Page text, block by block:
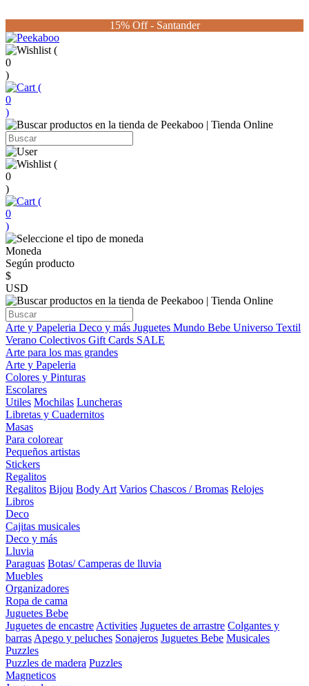
15% Off - Santander
(
0
)
(
0
)
(
0
)
(
0
)
Moneda
Según producto
$
USD
Arte y Papeleria Deco y más Juguetes Mundo Bebe Universo Textil
Verano Colectivos Gift Cards SALE
Arte para los mas grandes
Arte y Papeleria
Colores y Pinturas
Escolares
Utiles Mochilas Luncheras
Libretas y Cuadernitos
Masas
Para colorear
Pequeños artistas
Stickers
Regalitos
Regalitos Bijou Body Art Varios Chascos / Bromas Relojes
Libros
Deco
Cajitas musicales
Deco y más
Lluvia
Paraguas Botas/ Camperas de lluvia
Muebles
Organizadores
Ropa de cama
Juguetes Bebe
Juguetes de encastre Activities Juguetes de arrastre Colgantes y
barras Apego y peluches Sonajeros Juguetes Bebe Musicales
Puzzles
Puzzles de madera Puzzles
Magneticos